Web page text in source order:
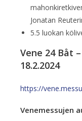
Jonatan
5.5 luokan
Vene 24 Båt
18.2.2024
https://
Venemessujen